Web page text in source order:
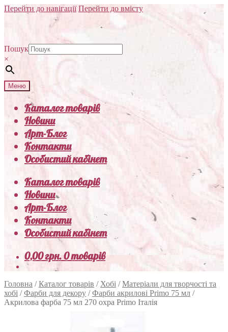
Перейти до навігації Перейти до вмісту
Пошук
×
Меню
Каталог товарів
Новини
Арт-Блог
Контакти
Особистий кабінет
Каталог товарів
Новини
Арт-Блог
Контакти
Особистий кабінет
0,00грн.0 товарів
Головна /Каталог товарів / Хобі /Матеріали для творчості та
хобі /Фарби для декору /Фарби акрилові Primo 75 мл /
Акрилова фарба 75 мл 270 охра Primo Італія